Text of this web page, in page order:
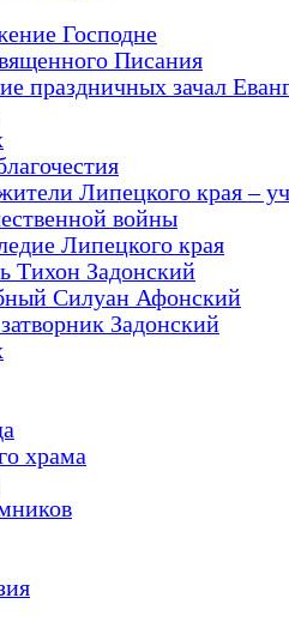
Господне
Писания
праздничных зачал
Липецкого края –
войны
Липецкого края
Тихон Задонский
Силуан Афонский
Задонский
храма